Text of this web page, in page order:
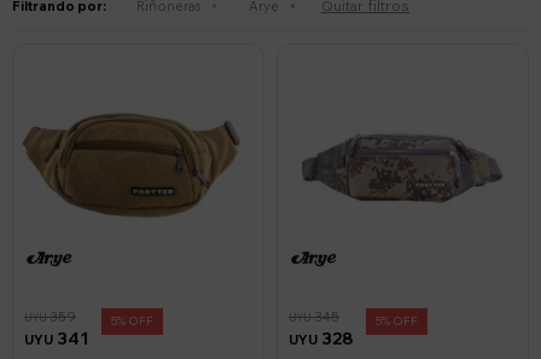
Filtrando por: Riñoneras Arye Quitar filtros
UYU 341
UYU359 5
UYU 328
UYU345 5